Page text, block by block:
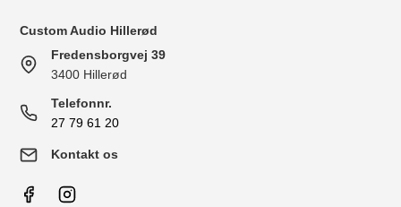
Custom Audio Hillerød
Fredensborgvej 39
3400 Hillerød
Telefonnr.
27 79 61 20
Kontakt os